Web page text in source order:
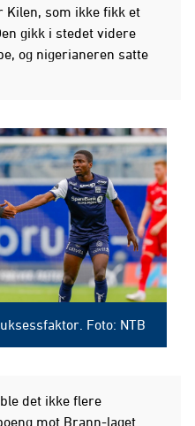
Kilen, som ikke fikk et
gikk i stedet videre
og nigerianeren satte
Foto: NTB
det ikke flere
mot Brann-laget